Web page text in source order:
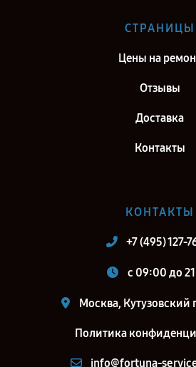
СТРАНИЦЫ
Цены на
Отзывы
Доставка
Контакты
КОНТАКТЫ
+7 (495) 127-
c 09:00 до
Москва, Кутузовский
Политика
info@fortuna-